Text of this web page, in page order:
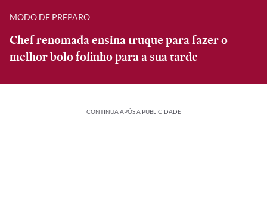
MODO DE PREPARO
Chef renomada ensina truque para fazer o
melhor bolo fofinho para a sua tarde
CONTINUA APÓS A PUBLICIDADE